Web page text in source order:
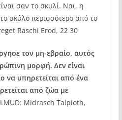
σαν το σκυλί. Ναι, η
σκύλο περισσότερο από το
Raschi Erod, 22 30
τον μη-εβραίο, αυτός
μορφή. Δεν είναι
να υπηρετείται από ένα
από ζώα με
Midrasch Talpioth,